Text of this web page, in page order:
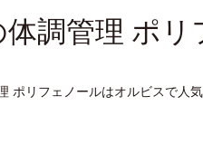
体調管理 ポ
ポリフェノールはオルビスで人